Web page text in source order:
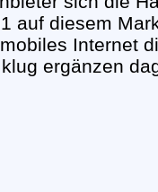
auf diesem
Internet
ergänzen